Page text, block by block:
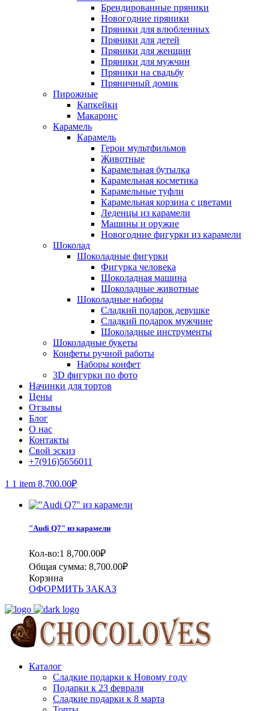
Брендированные пряники
Новогодние пряники
Пряники для влюбленных
Пряники для детей
Пряники для женщин
Пряники для мужчин
Пряники на свадьбу
Пряничный домик
Пирожные
Капкейки
Макаронс
Карамель
Карамель
Герои мультфильмов
Животные
Карамельная бутылка
Карамельная косметика
Карамельные туфли
Карамельная корзина с цветами
Леденцы из карамели
Машины и оружие
Новогодние фигурки из карамели
Шоколад
Шоколадные фигурки
Фигурка человека
Шоколадная машина
Шоколадные животные
Шоколадные наборы
Сладкий подарок девушке
Сладкий подарок мужчине
Шоколадные инструменты
Шоколадные букеты
Конфеты ручной работы
Наборы конфет
3D фигурки по фото
Начинки для тортов
Цены
Отзывы
Блог
О нас
Контакты
Свой эскиз
+7(916)5656011
1 1 item 8,700.00₽
"Audi Q7" из карамели
Кол-во:1 8,700.00₽
Общая сумма: 8,700.00₽
Корзина
ОФОРМИТЬ ЗАКАЗ
Каталог
Сладкие подарки к Новому году
Подарки к 23 февраля
Сладкие подарки к 8 марта